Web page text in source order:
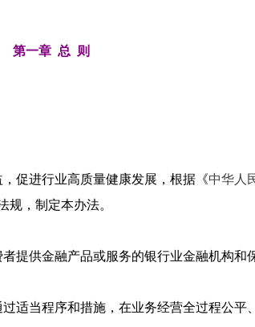
第一章 总 则
促进行业高质量健康发展，根据《中华人
规，制定本办法。
提供金融产品或服务的银行业金融机构和
当程序和措施，在业务经营全过程公平